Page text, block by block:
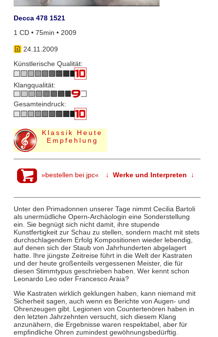
Decca 478 1521
1 CD • 75min • 2009
24.11.2009
Künstlerische Qualität:
Klangqualität:
Gesamteindruck:
Klassik Heute
Empfehlung
»bestellen bei jpc« ↓ Werke und Interpreten ↓
Unter den Primadonnen unserer Tage nimmt Cecilia Bartoli
als unermüdliche Opern-Archäologin eine Sonderstellung
ein. Sie begnügt sich nicht damit, ihre stupende
Kunstfertigkeit zur Schau zu stellen, sondern macht mit stets
durchschlagendem Erfolg Kompositionen wieder lebendig,
auf denen sich der Staub von Jahrhunderten abgelagert
hatte. Ihre jüngste Zeitreise führt in die Welt der Kastraten
und der heute großenteils vergessenen Meister, die für
diesen Stimmtypus geschrieben haben. Wer kennt schon
Leonardo Leo oder Francesco Araia?
Wie Kastraten wirklich geklungen haben, kann niemand mit
Sicherheit sagen, auch wenn es Berichte von Augen- und
Ohrenzeugen gibt. Legionen von Countertenören haben in
den letzten Jahrzehnten versucht, sich diesem Klang
anzunähern, die Ergebnisse waren respektabel, aber für
empfindliche Ohren zumindest gewöhnungsbedürftig.